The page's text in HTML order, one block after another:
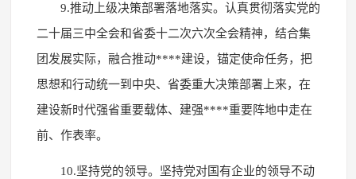
9.推动上级决策部署落地落实。认真贯彻落实党的
二十届三中全会和省委十二次六次全会精神，结合集
团发展实际，融合推动****建设，锚定使命任务，把
思想和行动统一到中央、省委重大决策部署上来，在
建设新时代强省重要载体、建强****重要阵地中走在
前、作表率。
10.坚持党的领导。坚持党对国有企业的领导不动